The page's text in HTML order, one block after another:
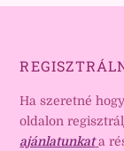
Ha szeretné
oldalon
ajánlatunkat a